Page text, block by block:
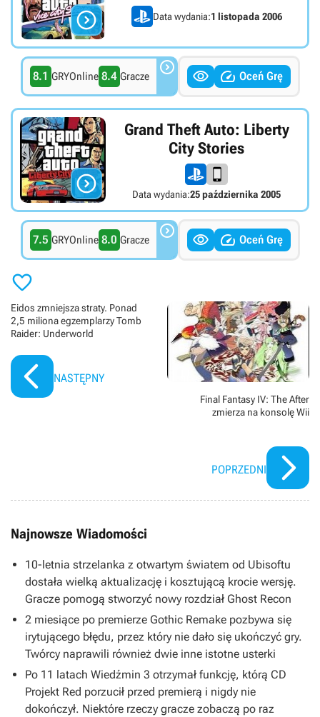
 Data wydania:1 listopada 2006
8.1 GRYOnline 8.4 Gracze    Oceń Grę

Grand Theft Auto: Liberty
City Stories
Data wydania:25 października 2005
7.5 GRYOnline 8.0 Gracze    Oceń Grę

Eidos zmniejsza straty. Ponad
2,5 miliona egzemplarzy Tomb
Raider: Underworld
NASTĘPNY
Final Fantasy IV: The After
zmierza na konsolę Wii
POPRZEDNI
Najnowsze Wiadomości
10-letnia strzelanka z otwartym światem od Ubisoftu
dostała wielką aktualizację i kosztującą krocie wersję.
Gracze pomogą stworzyć nowy rozdział Ghost Recon
2 miesiące po premierze Gothic Remake pozbywa się
irytującego błędu, przez który nie dało się ukończyć gry.
Twórcy naprawili również dwie inne istotne usterki
Po 11 latach Wiedźmin 3 otrzymał funkcję, którą CD
Projekt Red porzucił przed premierą i nigdy nie
dokończył. Niektóre rzeczy gracze zobaczą po raz